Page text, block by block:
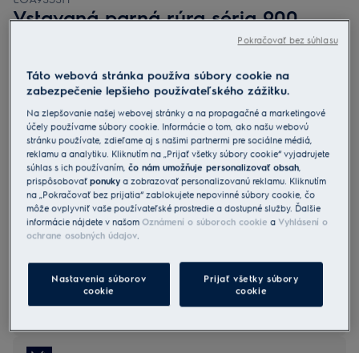
Vstavaná parná rúra séria 900
Informačný list výrobku
Rúra 900 ProAssist SteamPro vás jedným dotykom navedie prípravou
pokrmu.
SteamPro ponúka tri úrovne pary a funkciu Sous-Vide.
Dotykový displej CookSmart Touch+ vás vedie krok po kroku k
lahodným výsledkom.
Bezpečnostné pokyny a upozornenia podľa nariadenia EÚ
2023/988 sú uvedené v návode na použitie v kapitole 1 a 2.
Táto webová stránka používa súbory cookie na
zabezpečenie lepšieho používateľského zážitku.
Na zlepšovanie našej webovej stránky a na propagačné a marketingové
účely používame súbory cookie. Informácie o tom, ako našu webovú
stránku používate, zdieľame aj s našimi partnermi pre sociálne médiá,
reklamu a analytiku. Kliknutím na „Prijať všetky súbory cookie“ vyjadrujete
súhlas s ich používaním,čo nám umožňuje personalizovať obsah,
prispôsobovaťponuky a zobrazovať personalizovanú reklamu. Kliknutím
na „Pokračovať bez prijatia“ zablokujete nepovinné súbory cookie, čo
môže ovplyvniť vaše používateľské prostredie a dostupné služby. Ďalšie
informácie nájdete v našomOznámení o súboroch cookie a Vyhlásení o
ochrane osobných údajov.
Nastavenia súborov
cookie
Prijať všetky súbory
cookie
Pokračovať bez súhlasu